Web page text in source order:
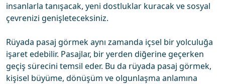
insanlarla tanışacak, yeni dostluklar kuracak ve sosyal
çevrenizi genişleteceksiniz.
Rüyada pasaj görmek aynı zamanda içsel bir yolculuğa
işaret edebilir. Pasajlar, bir yerden diğerine geçerken
geçiş sürecini temsil eder. Bu da rüyada pasaj görmek,
kişisel büyüme, dönüşüm ve olgunlaşma anlamına